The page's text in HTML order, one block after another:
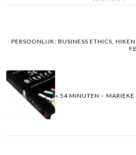
PERSOONLIJK: BUSINESS ETHICS,
« 54 MINUTEN –